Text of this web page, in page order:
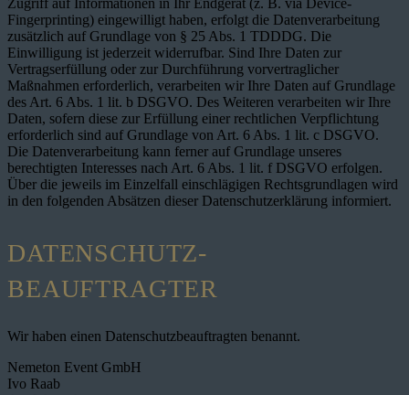
Zugriff auf Informationen in Ihr Endgerät (z. B. via Device-
Fingerprinting) eingewilligt haben, erfolgt die Datenverarbeitung
zusätzlich auf Grundlage von § 25 Abs. 1 TDDDG. Die
Einwilligung ist jederzeit widerrufbar. Sind Ihre Daten zur
Vertragserfüllung oder zur Durchführung vorvertraglicher
Maßnahmen erforderlich, verarbeiten wir Ihre Daten auf Grundlage
des Art. 6 Abs. 1 lit. b DSGVO. Des Weiteren verarbeiten wir Ihre
Daten, sofern diese zur Erfüllung einer rechtlichen Verpflichtung
erforderlich sind auf Grundlage von Art. 6 Abs. 1 lit. c DSGVO.
Die Datenverarbeitung kann ferner auf Grundlage unseres
berechtigten Interesses nach Art. 6 Abs. 1 lit. f DSGVO erfolgen.
Über die jeweils im Einzelfall einschlägigen Rechtsgrundlagen wird
in den folgenden Absätzen dieser Datenschutzerklärung informiert.
DATENSCHUTZ­
BEAUFTRAGTER
Wir haben einen Datenschutzbeauftragten benannt.
Nemeton Event GmbH
Ivo Raab